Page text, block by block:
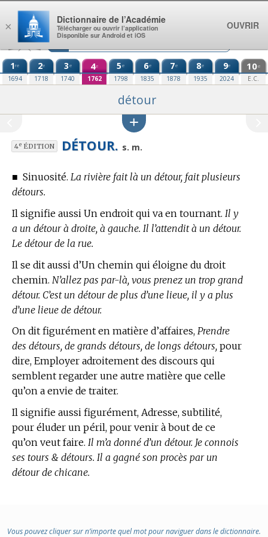
Aller au contenu
1re
1694
2e
1718
3e
1740
4e
1762
5e
1798
6e
1835
7e
1878
8e
1935
9e
2024
10e
E.C.
détour
4eÉDITION DÉTOUR. s. m.
■ Sinuosité. La rivière fait là un détour, fait plusieurs
détours.
Il signifie aussi Un endroit qui va en tournant. Il y
a un détour à droite, à gauche. Il l’attendit à un détour.
Le détour de la rue.
Il se dit aussi d’Un chemin qui éloigne du droit
chemin. N’allez pas par-là, vous prenez un trop grand
détour. C’est un détour de plus d’une lieue, il y a plus
d’une lieue de détour.
On dit figurément en matière d’affaires, Prendre
des détours, de grands détours, de longs détours, pour
dire, Employer adroitement des discours qui
semblent regarder une autre matière que celle
qu’on a envie de traiter.
Il signifie aussi figurément, Adresse, subtilité,
pour éluder un péril, pour venir à bout de ce
qu’on veut faire. Il m’a donné d’un détour. Je connois
ses tours & détours. Il a gagné son procès par un
détour de chicane.
Vous pouvez cliquer sur n’importe quel mot pour naviguer dans le dictionnaire.
×
Dictionnaire de l’Académie
Télécharger ou ouvrir l’application
Disponible sur Android et iOS
OUVRIR